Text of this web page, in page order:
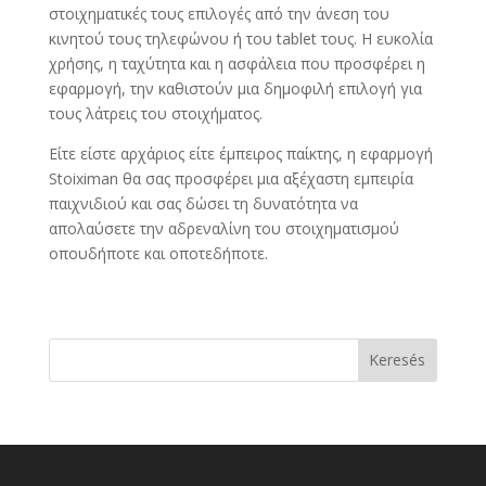
στοιχηματικές τους επιλογές από την άνεση του
κινητού τους τηλεφώνου ή του tablet τους. Η ευκολία
χρήσης, η ταχύτητα και η ασφάλεια που προσφέρει η
εφαρμογή, την καθιστούν μια δημοφιλή επιλογή για
τους λάτρεις του στοιχήματος.
Είτε είστε αρχάριος είτε έμπειρος παίκτης, η εφαρμογή
Stoiximan θα σας προσφέρει μια αξέχαστη εμπειρία
παιχνιδιού και σας δώσει τη δυνατότητα να
απολαύσετε την αδρεναλίνη του στοιχηματισμού
οπουδήποτε και οποτεδήποτε.